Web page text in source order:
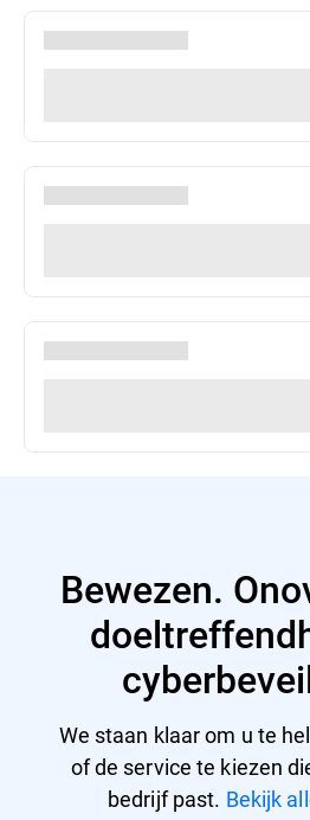
Bewezen.
We staan klaar om u te
of de service te kiezen
bedrijf past. Bekijk